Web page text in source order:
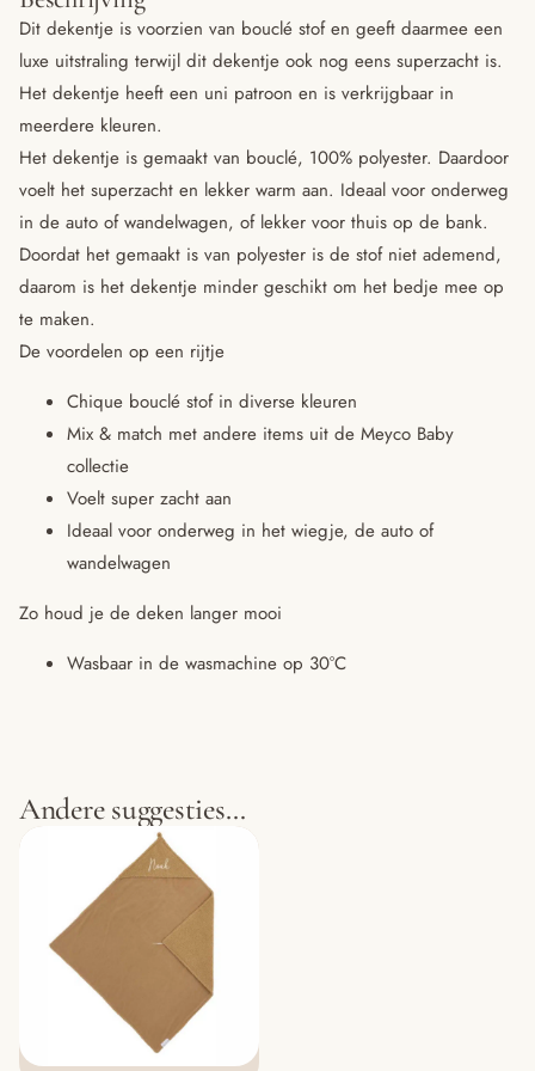
Dit dekentje is voorzien van bouclé stof en geeft daarmee een
luxe uitstraling terwijl dit dekentje ook nog eens superzacht is.
Het dekentje heeft een uni patroon en is verkrijgbaar in
meerdere kleuren.
Het dekentje is gemaakt van bouclé, 100% polyester. Daardoor
voelt het superzacht en lekker warm aan. Ideaal voor onderweg
in de auto of wandelwagen, of lekker voor thuis op de bank.
Doordat het gemaakt is van polyester is de stof niet ademend,
daarom is het dekentje minder geschikt om het bedje mee op
te maken.
De voordelen op een rijtje
Chique bouclé stof in diverse kleuren
Mix & match met andere items uit de Meyco Baby
collectie
Voelt super zacht aan
Ideaal voor onderweg in het wiegje, de auto of
wandelwagen
Zo houd je de deken langer mooi
Wasbaar in de wasmachine op 30°C
Andere suggesties…